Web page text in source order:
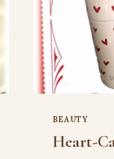
BEAUTY
Heart-